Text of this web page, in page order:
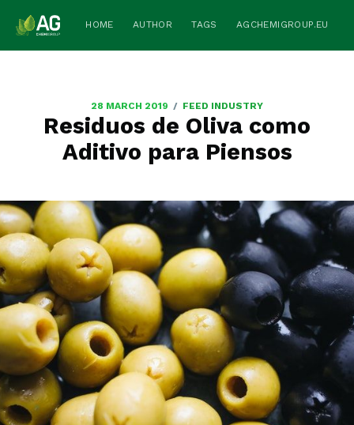
HOME AUTHOR TAGS AGCHEMIGROUP.EU
28 MARCH 2019 / FEED INDUSTRY
Residuos de Oliva como
Aditivo para Piensos